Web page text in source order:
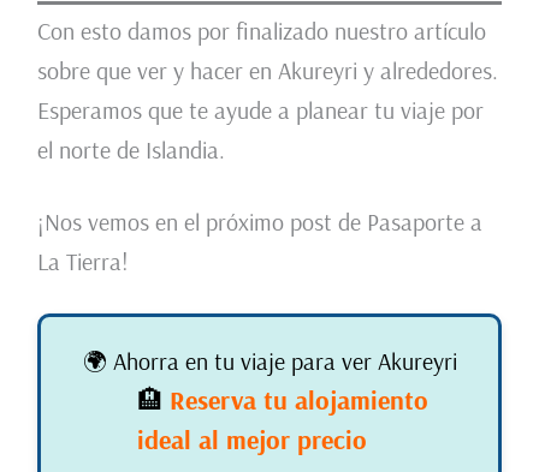
Con esto damos por finalizado nuestro artículo
sobre que ver y hacer en Akureyri y alrededores.
Esperamos que te ayude a planear tu viaje por
el norte de Islandia.
¡Nos vemos en el próximo post de Pasaporte a
La Tierra!
🌍 Ahorra en tu viaje para ver Akureyri
🏨 Reserva tu alojamiento
ideal al mejor precio